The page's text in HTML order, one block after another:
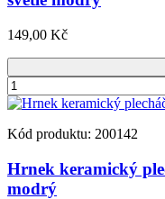
149,00 Kč
Kód produktu: 200142
Hrnek keramický
modrý